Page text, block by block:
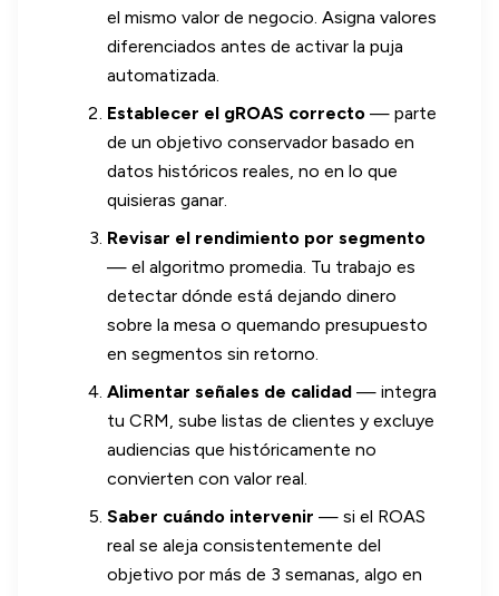
el mismo valor de negocio. Asigna valores
diferenciados antes de activar la puja
automatizada.
Establecer el gROAS correcto — parte
de un objetivo conservador basado en
datos históricos reales, no en lo que
quisieras ganar.
Revisar el rendimiento por segmento
— el algoritmo promedia. Tu trabajo es
detectar dónde está dejando dinero
sobre la mesa o quemando presupuesto
en segmentos sin retorno.
Alimentar señales de calidad — integra
tu CRM, sube listas de clientes y excluye
audiencias que históricamente no
convierten con valor real.
Saber cuándo intervenir — si el ROAS
real se aleja consistentemente del
objetivo por más de 3 semanas, algo en